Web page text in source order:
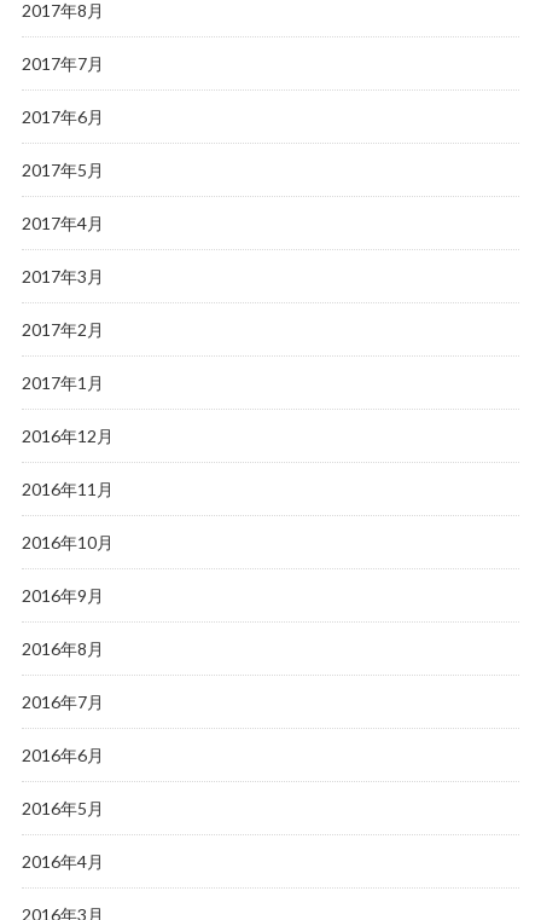
2017年8月
2017年7月
2017年6月
2017年5月
2017年4月
2017年3月
2017年2月
2017年1月
2016年12月
2016年11月
2016年10月
2016年9月
2016年8月
2016年7月
2016年6月
2016年5月
2016年4月
2016年3月